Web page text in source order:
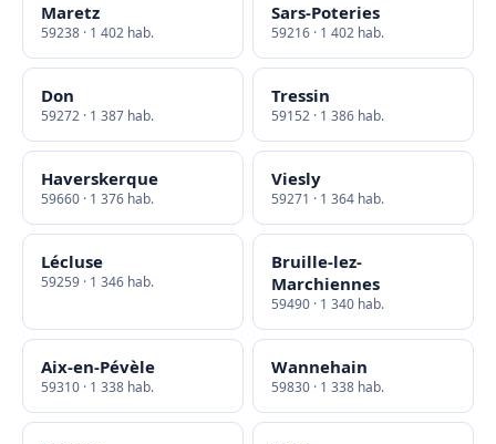
Maretz
59238 · 1 402 hab.
Sars-Poteries
59216 · 1 402 hab.
Don
59272 · 1 387 hab.
Tressin
59152 · 1 386 hab.
Haverskerque
59660 · 1 376 hab.
Viesly
59271 · 1 364 hab.
Lécluse
59259 · 1 346 hab.
Bruille-lez-
Marchiennes
59490 · 1 340 hab.
Aix-en-Pévèle
59310 · 1 338 hab.
Wannehain
59830 · 1 338 hab.